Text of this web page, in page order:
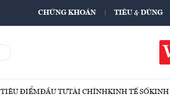
CHỨNG KHOÁN TIÊU & DÙNG
TIÊU ĐIỂMĐẦU TƯTÀI CHÍNHKINH TẾ SỐKINH